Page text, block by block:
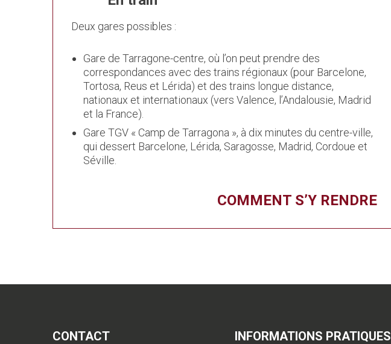
Deux gares possibles :
Gare de Tarragone-centre, où l’on peut prendre des
correspondances avec des trains régionaux (pour Barcelone,
Tortosa, Reus et Lérida) et des trains longue distance,
nationaux et internationaux (vers Valence, l’Andalousie, Madrid
et la France).
Gare TGV « Camp de Tarragona », à dix minutes du centre-ville,
qui dessert Barcelone, Lérida, Saragosse, Madrid, Cordoue et
Séville.
COMMENT S’Y RENDRE
CONTACT INFORMATIONS PRATIQUES